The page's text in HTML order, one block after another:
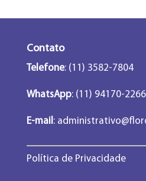
Contato
Telefone: (11) 3582-7804
WhatsApp: (11) 94170-2266
E-mail :
Política de Privacidade